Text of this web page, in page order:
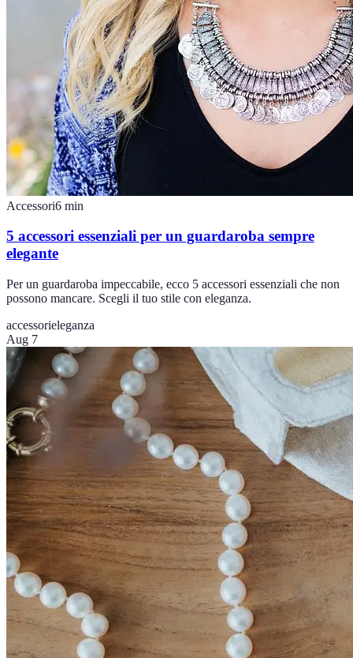
Accessori6 min
5 accessori essenziali per un guardaroba sempre
elegante
Per un guardaroba impeccabile, ecco 5 accessori essenziali che non
possono mancare. Scegli il tuo stile con eleganza.
accessorieleganza
Aug 7